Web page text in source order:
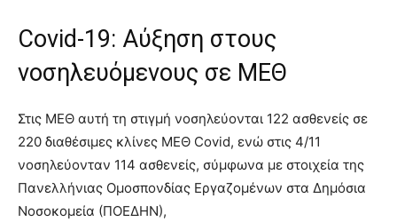
Covid-19: Αύξηση στους
νοσηλευόμενους σε ΜΕΘ
Στις ΜΕΘ αυτή τη στιγμή νοσηλεύονται 122 ασθενείς σε
220 διαθέσιμες κλίνες ΜΕΘ Covid, ενώ στις 4/11
νοσηλεύονταν 114 ασθενείς, σύμφωνα με στοιχεία της
Πανελλήνιας Ομοσπονδίας Εργαζομένων στα Δημόσια
Νοσοκομεία (ΠΟΕΔΗΝ),